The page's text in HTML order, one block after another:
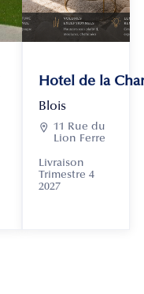
Hotel de la
Blois
 11 Rue du
Lion Ferre
Livraison
Trimestre 4
2027